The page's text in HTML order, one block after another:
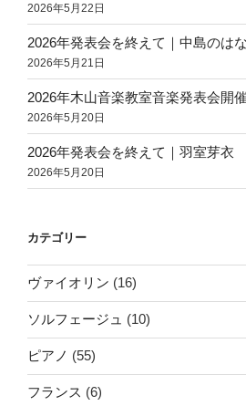
2026年5月22日
2026年発表会を終えて｜中島のはな
2026年5月21日
2026年木山音楽教室音楽発表会開
2026年5月20日
2026年発表会を終えて｜羽室芽衣
2026年5月20日
カテゴリー
ヴァイオリン (16)
ソルフェージュ (10)
ピアノ (55)
フランス (6)